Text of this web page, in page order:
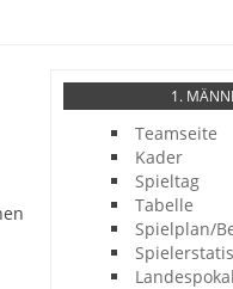
1.
Teamseite
Kader
Spieltag
Tabelle
Spielplan/
Landespokal